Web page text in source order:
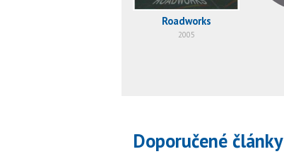
Roadworks
2005
Doporučené články